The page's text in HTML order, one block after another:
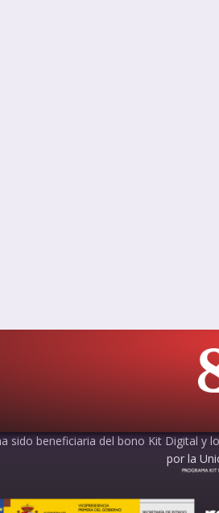
sido beneficiaria del bono Kit Digital y
por la